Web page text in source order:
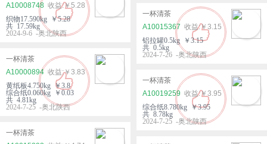
A10008748
￥5.28
织物17.590kg ￥5.28
共 17.59kg
2024-9-6 -奥北陕西
一杯清茶
A10015367
￥3.15
铝拉罐0.5kg ￥3.15
共 0.5kg
2024-7-26 -奥北陕西
一杯清茶
A10000894
￥3.83
黄纸板4.750kg ￥3.8
综合纸0.060kg ￥0.03
共 4.81kg
2024-7-25 -奥北陕西
一杯清茶
A10019259
￥3.95
综合纸8.780kg ￥3.95
共 8.78kg
2024-7-25 -奥北陕西
一杯清茶